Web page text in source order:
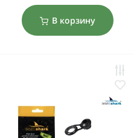
В корзину